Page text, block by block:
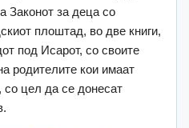
Законот за деца со
плоштад, во две книги,
под Исарот, со своите
родителите кои имаат
со цел да се донесат